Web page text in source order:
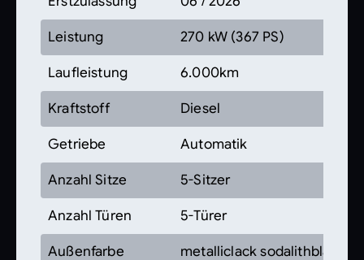
Leistung 270 kW (367 PS)
Laufleistung 6.000km
Kraftstoff Diesel
Getriebe Automatik
Anzahl Sitze 5-Sitzer
Anzahl Türen 5-Türer
Außenfarbe metalliclack sodalithblau